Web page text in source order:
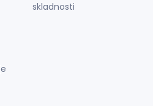
skladnosti